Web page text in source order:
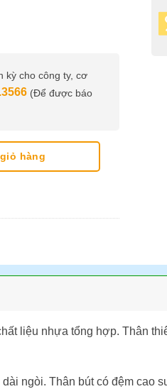
kỳ cho công ty, cơ
(Để được báo
hàng
liệu nhựa tổng hợp. Thân
ngòi. Thân bút có đệm cao